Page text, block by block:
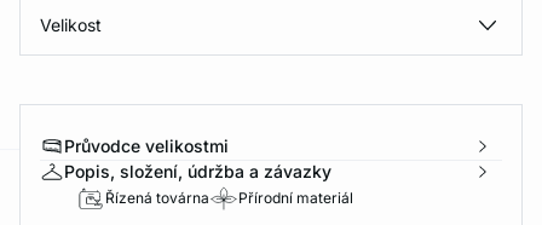
Velikost
Průvodce velikostmi
Popis, složení, údržba a závazky
Řízená továrna Přírodní materiál